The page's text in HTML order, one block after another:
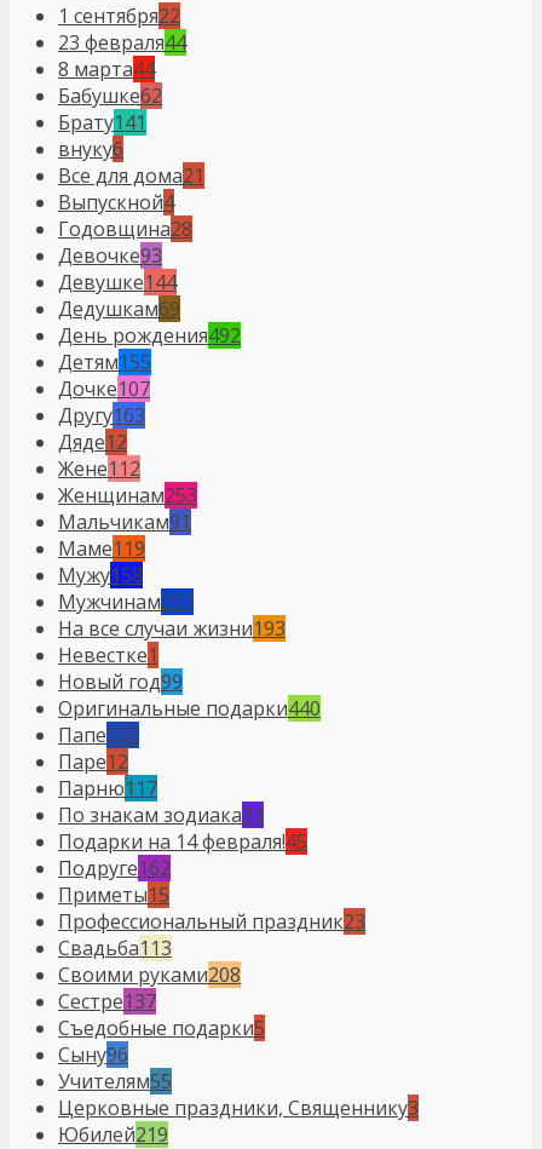
1 сентября22
23 февраля44
8 марта44
Бабушке62
Брату141
внуку6
Все для дома21
Выпускной4
Годовщина28
Девочке93
Девушке144
Дедушкам69
День рождения492
Детям155
Дочке107
Другу163
Дяде12
Жене112
Женщинам253
Мальчикам91
Маме119
Мужу158
Мужчинам297
На все случаи жизни193
Невестке1
Новый год99
Оригинальные подарки440
Папе123
Паре12
Парню117
По знакам зодиака31
Подарки на 14 февраля!45
Подруге162
Приметы15
Профессиональный праздник23
Свадьба113
Своими руками208
Сестре137
Съедобные подарки5
Сыну96
Учителям55
Церковные праздники, Священнику3
Юбилей219